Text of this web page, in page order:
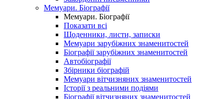
Мемуари. Біографії
Мемуари. Біографії
Показати всі
Щоденники, листи, записки
Мемуари зарубіжних знаменитостей
Біографії зарубіжних знаменитостей
Автобіографії
Збірники біографій
Мемуари вітчизняних знаменитостей
Історії з реальними подіями
Біографії вітчизняних знаменитостей